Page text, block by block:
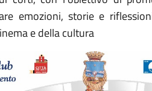
emozioni, storie e
e della cultura